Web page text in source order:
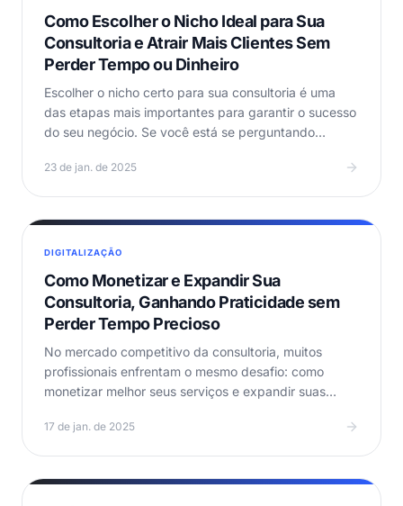
Como Escolher o Nicho Ideal para Sua
Consultoria e Atrair Mais Clientes Sem
Perder Tempo ou Dinheiro
Escolher o nicho certo para sua consultoria é uma
das etapas mais importantes para garantir o sucesso
do seu negócio. Se você está se perguntando
23 de jan. de 2025
DIGITALIZAÇÃO
Como Monetizar e Expandir Sua
Consultoria, Ganhando Praticidade sem
Perder Tempo Precioso
No mercado competitivo da consultoria, muitos
profissionais enfrentam o mesmo desafio: como
monetizar melhor seus serviços e expandir suas
17 de jan. de 2025